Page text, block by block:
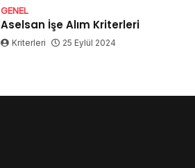
GENEL
Aselsan İşe Alım Kriterleri
Kriterleri 25 Eylül 2024